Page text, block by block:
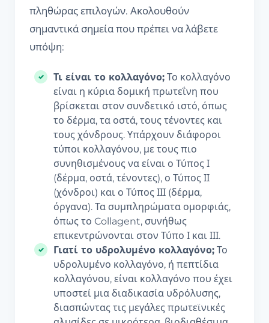
πληθώρας επιλογών. Ακολουθούν
σημαντικά σημεία που πρέπει να λάβετε
υπόψη:
Τι είναι το κολλαγόνο; Το κολλαγόνο
είναι η κύρια δομική πρωτεΐνη που
βρίσκεται στον συνδετικό ιστό, όπως
το δέρμα, τα οστά, τους τένοντες και
τους χόνδρους. Υπάρχουν διάφοροι
τύποι κολλαγόνου, με τους πιο
συνηθισμένους να είναι ο Τύπος Ι
(δέρμα, οστά, τένοντες), ο Τύπος ΙΙ
(χόνδροι) και ο Τύπος ΙΙΙ (δέρμα,
όργανα). Τα συμπληρώματα ομορφιάς,
όπως το Collagent, συνήθως
επικεντρώνονται στον Τύπο Ι και ΙΙΙ.
Γιατί το υδρολυμένο κολλαγόνο; Το
υδρολυμένο κολλαγόνο, ή πεπτίδια
κολλαγόνου, είναι κολλαγόνο που έχει
υποστεί μια διαδικασία υδρόλυσης,
διασπώντας τις μεγάλες πρωτεϊνικές